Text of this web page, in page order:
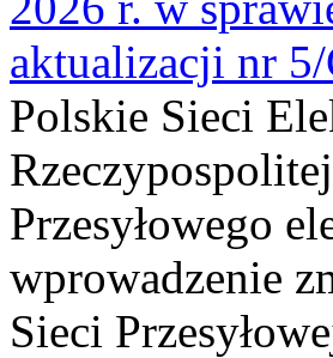
aktualizacji nr
Polskie Sieci
Przesyłowego
wprowadzenie
Sieci